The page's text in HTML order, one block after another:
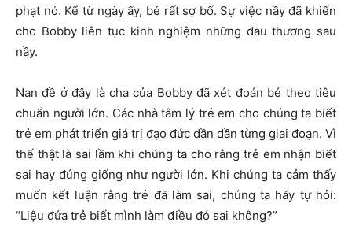
phạt nó. Kể từ ngày ấy, bé rất sợ bố. Sự việc nầy đã khiến
cho Bobby liên tục kinh nghiệm những đau thương sau
nầy.
Nan đề ở đây là cha của Bobby đã xét đoán bé theo tiêu
chuẩn người lớn. Các nhà tâm lý trẻ em cho chúng ta biết
trẻ em phát triển giá trị đạo đức dần dần từng giai đoạn. Vì
thế thật là sai lầm khi chúng ta cho rằng trẻ em nhận biết
sai hay đúng giống như người lớn. Khi chúng ta cảm thấy
muốn kết luận rằng trẻ đã làm sai, chúng ta hãy tự hỏi:
“Liệu đứa trẻ biết mình làm điều đó sai không?”